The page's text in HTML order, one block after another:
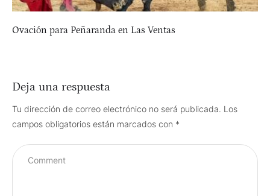
Ovación para Peñaranda en Las Ventas
Deja una respuesta
Tu dirección de correo electrónico no será publicada. Los
campos obligatorios están marcados con *